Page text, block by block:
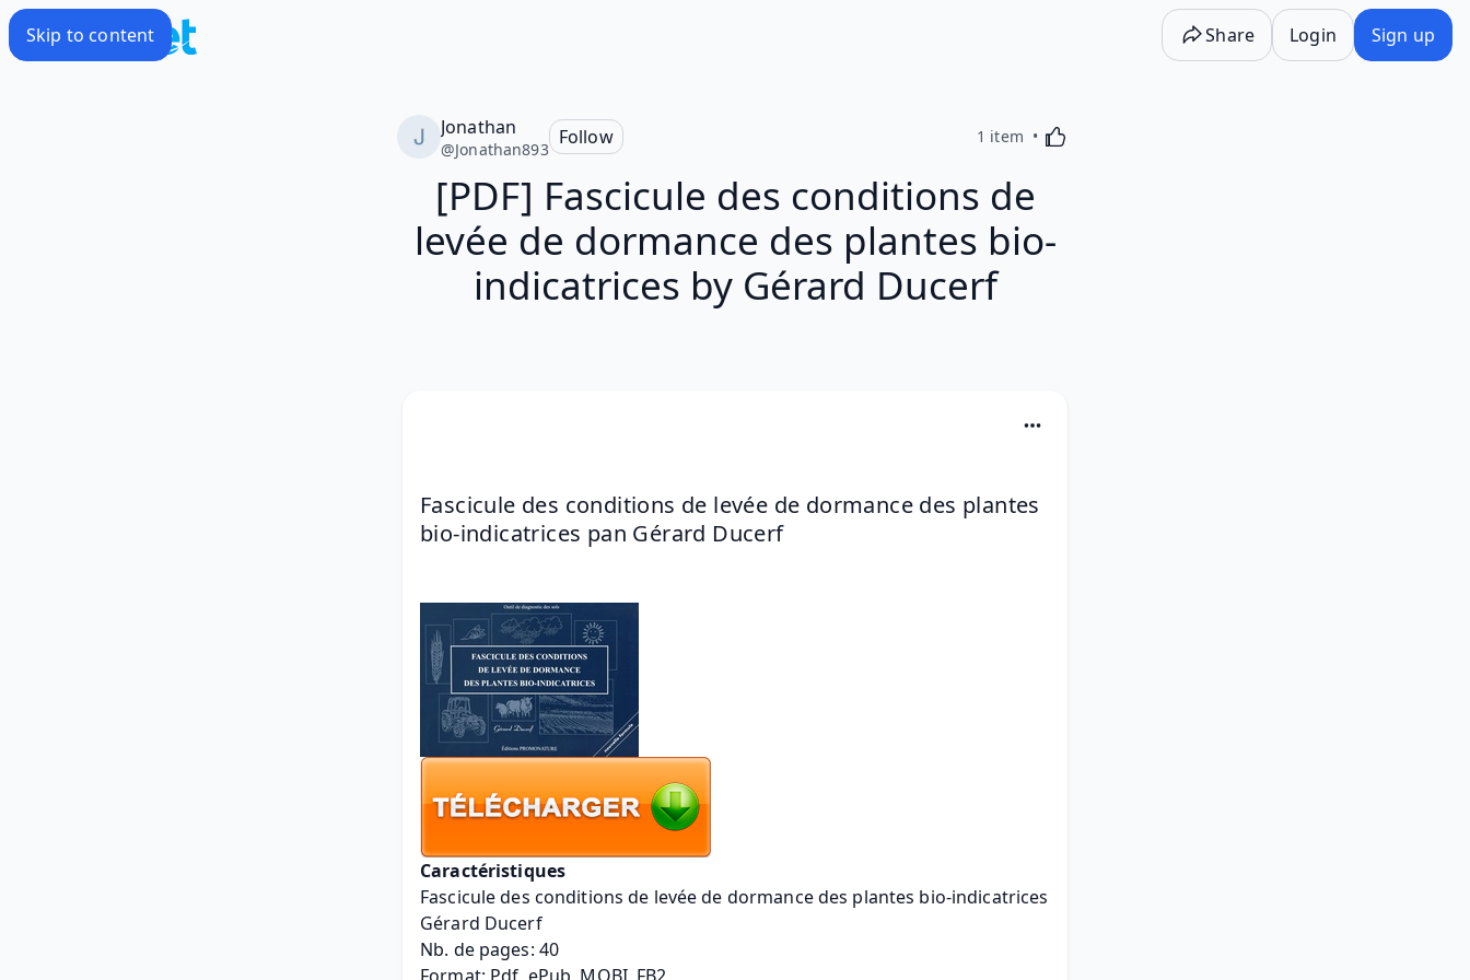
Skip to content Share Login Sign up
Jonathan
@Jonathan893
Follow 1 item Activating this element will cause content on the
[PDF] Fascicule des conditions de
levée de dormance des plantes bio-
indicatrices by Gérard Ducerf
Fascicule des conditions de levée de dormance des plantes
bio-indicatrices pan Gérard Ducerf
Caractéristiques
Fascicule des conditions de levée de dormance des plantes bio-indicatrices
Gérard Ducerf
Nb. de pages: 40